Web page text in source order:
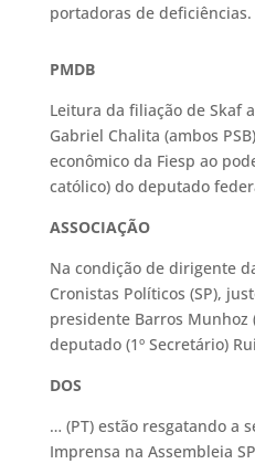
portadoras de deficiências.
PMDB
Leitura da filiação de Skaf
Gabriel Chalita (ambos
econômico da Fiesp ao
católico) do deputado
ASSOCIAÇÃO
Na condição de dirigente
Cronistas Políticos (SP),
presidente Barros Munhoz
deputado (1º Secretário)
DOS
… (PT) estão resgatando a
Imprensa na Assembleia